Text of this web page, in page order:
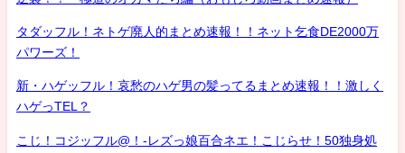
タダッフル！ネトゲ廃人的まとめ速報！！ネット乞食DE2000万
パワーズ！
新・ハゲッフル！哀愁のハゲ男の髪ってるまとめ速報！！激しく
ハゲっTEL？
こじ！コジッフル@！-レズっ娘百合ネエ！こじらせ！50独身処